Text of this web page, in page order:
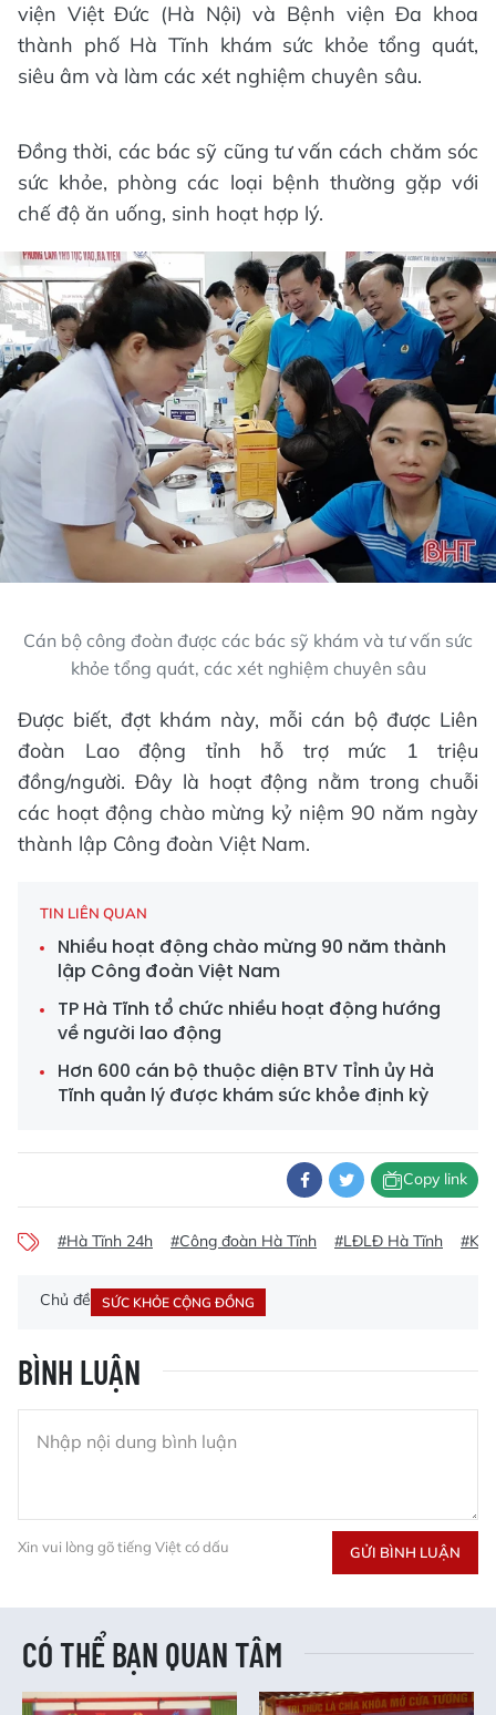
viện Việt Đức (Hà Nội) và Bệnh viện Đa khoa
thành phố Hà Tĩnh khám sức khỏe tổng quát,
siêu âm và làm các xét nghiệm chuyên sâu.
Đồng thời, các bác sỹ cũng tư vấn cách chăm sóc
sức khỏe, phòng các loại bệnh thường gặp với
chế độ ăn uống, sinh hoạt hợp lý.
Cán bộ công đoàn được các bác sỹ khám và tư vấn sức
khỏe tổng quát, các xét nghiệm chuyên sâu
Được biết, đợt khám này, mỗi cán bộ được Liên
đoàn Lao động tỉnh hỗ trợ mức 1 triệu
đồng/người. Đây là hoạt động nằm trong chuỗi
các hoạt động chào mừng kỷ niệm 90 năm ngày
thành lập Công đoàn Việt Nam.
TIN LIÊN QUAN
Nhiều hoạt động chào mừng 90 năm thành
lập Công đoàn Việt Nam
TP Hà Tĩnh tổ chức nhiều hoạt động hướng
về người lao động
Hơn 600 cán bộ thuộc diện BTV Tỉnh ủy Hà
Tĩnh quản lý được khám sức khỏe định kỳ
Copy link
#Hà Tĩnh 24h #Công đoàn Hà Tĩnh #LĐLĐ Hà Tĩnh
Chủ đề SỨC KHỎE CỘNG ĐỒNG
BÌNH LUẬN
Xin vui lòng gõ tiếng Việt có dấu GỬI BÌNH LUẬN
CÓ THỂ BẠN QUAN TÂM